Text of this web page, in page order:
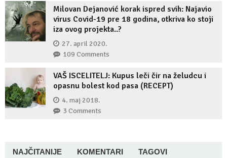
Milovan Dejanović korak ispred svih: Najavio
virus Covid-19 pre 18 godina, otkriva ko stoji
iza ovog projekta..?
27. april 2020.
109 Comments
VAŠ ISCELITELJ: Kupus leči čir na želudcu i
opasnu bolest kod pasa (RECEPT)
4. maj 2018.
3 Comments
NAJČITANIJE KOMENTARI TAGOVI